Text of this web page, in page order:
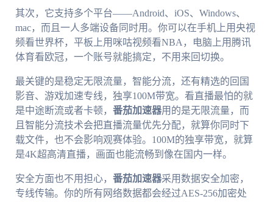
其次，它支持多个平台——Android、iOS、Windows、
mac，而且一人多端设备同时用。你可以在手机上用央视
频看世界杯，平板上用咪咕视频看NBA，电脑上用腾讯
体育看欧冠，一个账号就能搞定，不用来回切换。
最关键的是稳定无限流量，智能分流，还有精选的回国
影音、游戏加速专线，独享100M带宽。看直播最怕的就
是中途断流或者卡顿， 番茄加速器用的是无限流量，而
且智能分流技术会把直播流量优先分配，就算你同时下
载文件，也不会影响观赛体验。100M的独享带宽，就算
是4K超高清直播，画面也能流畅到像在国内一样。
安全方面也不用担心， 番茄加速器采用数据安全加密，
专线传输。你的所有网络数据都会经过AES-256加密处